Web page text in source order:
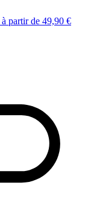
à partir de 49,90 €